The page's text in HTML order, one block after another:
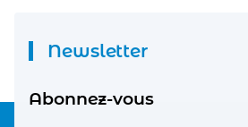
Newsletter
Abonnez-vous